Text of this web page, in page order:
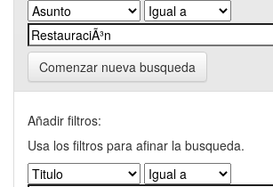
Comenzar nueva busqueda
Añadir filtros:
Usa los filtros para afinar la busqueda.